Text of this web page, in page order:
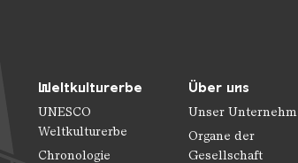
Weltkulturerbe
UNESCO
Weltkulturerbe
Chronologie
Über uns
Unser
Organe der
Gesellschaft